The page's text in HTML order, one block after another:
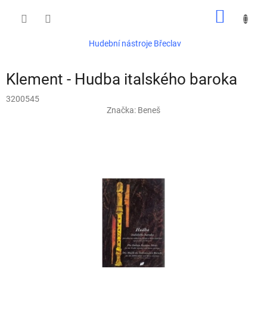
Hudební nástroje Břeclav
Klement - Hudba italského baroka
3200545
Značka: Beneš